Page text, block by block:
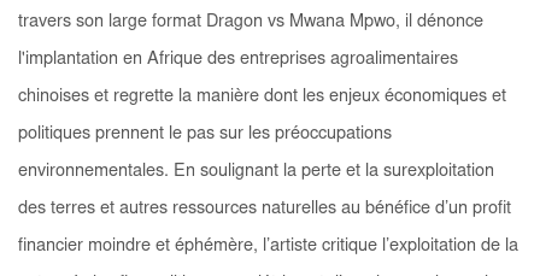
travers son large format Dragon vs Mwana Mpwo, il dénonce
l'implantation en Afrique des entreprises agroalimentaires
chinoises et regrette la manière dont les enjeux économiques et
politiques prennent le pas sur les préoccupations
environnementales. En soulignant la perte et la surexploitation
des terres et autres ressources naturelles au bénéfice d’un profit
financier moindre et éphémère, l’artiste critique l’exploitation de la